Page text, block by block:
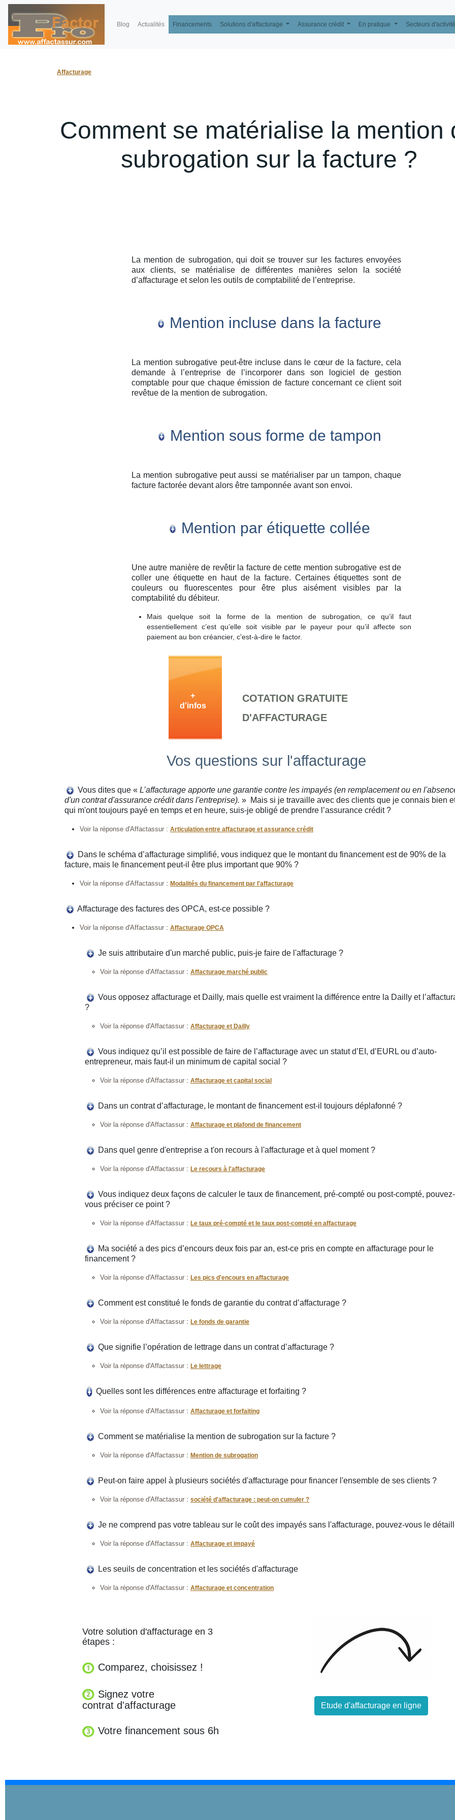
Blog Actualités Financements Solutions d'affacturage Assurance crédit En pratique Secteurs
Affacturage
Comment se matérialise la mention
subrogation sur la facture ?
La mention de subrogation, qui doit se trouver sur les factures envoyées
aux clients, se matérialise de différentes manières selon la société
d’affacturage et selon les outils de comptabilité de l’entreprise.
Mention incluse dans la facture
La mention subrogative peut-être incluse dans le cœur de la facture, cela
demande à l’entreprise de l’incorporer dans son logiciel de gestion
comptable pour que chaque émission de facture concernant ce client soit
revêtue de la mention de subrogation.
Mention sous forme de tampon
La mention subrogative peut aussi se matérialiser par un tampon, chaque
facture factorée devant alors être tamponnée avant son envoi.
Mention par étiquette collée
Une autre manière de revêtir la facture de cette mention subrogative est de
coller une étiquette en haut de la facture. Certaines étiquettes sont de
couleurs ou fluorescentes pour être plus aisément visibles par la
comptabilité du débiteur.
Mais quelque soit la forme de la mention de subrogation, ce qu’il faut
essentiellement c’est qu’elle soit visible par le payeur pour qu’il affecte son
paiement au bon créancier, c'est-à-dire le factor.
+
d'infos
COTATION GRATUITE
D'AFFACTURAGE
Vos questions sur l'affacturage
Vous dites que « L’affacturage apporte une garantie contre les impayés (en remplacement ou en
d'un contrat d'assurance crédit dans l'entreprise). » Mais si je travaille avec des clients que je connais bien
qui m'ont toujours payé en temps et en heure, suis-je obligé de prendre l’assurance crédit ?
Voir la réponse d'Affactassur : Articulation entre affacturage et assurance crédit
Dans le schéma d’affacturage simplifié, vous indiquez que le montant du financement est de 90% de la
facture, mais le financement peut-il être plus important que 90% ?
Voir la réponse d'Affactassur : Modalités du financement par l'affacturage
Affacturage des factures des OPCA, est-ce possible ?
Voir la réponse d'Affactassur : Affacturage OPCA
Je suis attributaire d'un marché public, puis-je faire de l'affacturage ?
Voir la réponse d'Affactassur : Affacturage marché public
Vous opposez affacturage et Dailly, mais quelle est vraiment la différence entre la Dailly et
?
Voir la réponse d'Affactassur : Affacturage et Dailly
Vous indiquez qu’il est possible de faire de l’affacturage avec un statut d’EI, d’EURL ou d’auto-
entrepreneur, mais faut-il un minimum de capital social ?
Voir la réponse d'Affactassur : Affacturage et capital social
Dans un contrat d’affacturage, le montant de financement est-il toujours déplafonné ?
Voir la réponse d'Affactassur : Affacturage et plafond de financement
Dans quel genre d'entreprise a t'on recours à l'affacturage et à quel moment ?
Voir la réponse d'Affactassur : Le recours à l'affacturage
Vous indiquez deux façons de calculer le taux de financement, pré-compté ou post-compté, pouvez-
vous préciser ce point ?
Voir la réponse d'Affactassur : Le taux pré-compté et le taux post-compté en affacturage
Ma société a des pics d’encours deux fois par an, est-ce pris en compte en affacturage pour le
financement ?
Voir la réponse d'Affactassur : Les pics d'encours en affacturage
Comment est constitué le fonds de garantie du contrat d’affacturage ?
Voir la réponse d'Affactassur : Le fonds de garantie
Que signifie l’opération de lettrage dans un contrat d’affacturage ?
Voir la réponse d'Affactassur : Le lettrage
Quelles sont les différences entre affacturage et forfaiting ?
Voir la réponse d'Affactassur : Affacturage et forfaiting
Comment se matérialise la mention de subrogation sur la facture ?
Voir la réponse d'Affactassur : Mention de subrogation
Peut-on faire appel à plusieurs sociétés d'affacturage pour financer l'ensemble de ses clients ?
Voir la réponse d'Affactassur : société d'affacturage : peut-on cumuler ?
Je ne comprend pas votre tableau sur le coût des impayés sans l'affacturage, pouvez-vous le
Voir la réponse d'Affactassur : Affacturage et impayé
Les seuils de concentration et les sociétés d'affacturage
Voir la réponse d'Affactassur : Affacturage et concentration
Votre solution d'affacturage en 3
étapes :
Comparez, choisissez !
Signez votre
contrat d'affacturage
Votre financement sous 6h
Etude d'affacturage en ligne